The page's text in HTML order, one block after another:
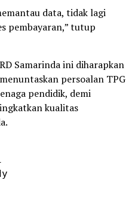
data, tidak lagi
pembayaran,” tutup
Samarinda ini diharapkan
persoalan TPG
pendidik, demi
kualitas